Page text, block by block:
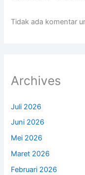
Tidak ada komentar
Archives
Juli 2026
Juni 2026
Mei 2026
Maret 2026
Februari 2026